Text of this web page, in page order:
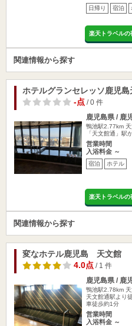
日帰り 宿泊
楽天トラベルの
関連情報から探す
ホテルグランセレッソ鹿児島
-点/ 0 件
鹿児島県 / 鹿
鴨池駅2.77km
「天文館通」駅
営業時間
入浴料金 ～
宿泊 ホテル
楽天トラベルの
関連情報から探す
変なホテル鹿児島 天文館
4.0点/ 1 件
鹿児島県 / 鹿
鴨池駅2.78km
天文館通駅より
車徒歩約1分
営業時間
入浴料金 ～